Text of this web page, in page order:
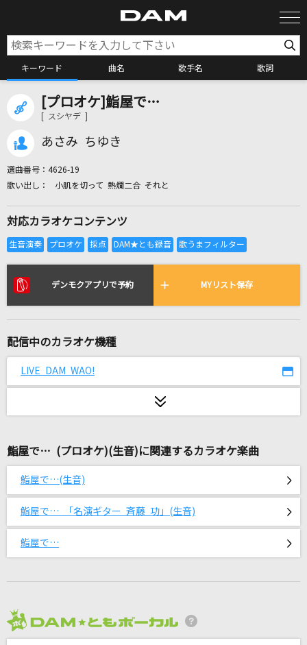
キーワード 曲名 歌手名 歌詞
カラオケ検索
全国りれき
リアルタイムで歌われている曲の一覧
少女レイ
彗星
世界の中心で虹を叫んだサマー
虹のコンキスタドール
ずっと真夜中でいいのに。
どこもかしこも駐車場
[プロオケ]鮨屋で…
[ スシヤデ ]
あさみ ちゆき
選曲番号： 4626-19
小肌を切って 熱燗二合 それと
対応カラオケコンテンツ
デンモクアプリで予約 MYリスト保存
配信中のカラオケ機種
LIVE DAM WAO!
鮨屋で… (プロオケ)(生音)に関連するカラオケ楽曲
鮨屋で…(生音)
鮨屋で… 「名演ギター 斉藤 功」(生音)
鮨屋で…